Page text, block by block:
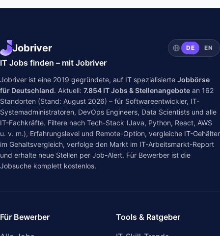
Jobriver DE EN
IT Jobs finden – mit Jobriver
Jobriver ist eine 2019 gegründete, auf IT spezialisierte Jobbörse
für Deutschland. Aktuell: 7.854 IT Jobs & Stellenangebote an 162
Standorten (Stand: August 2026) – für Softwareentwickler, IT-
Systemadministratoren, DevOps Engineers, Data Scientists und alle
IT-Fachkräfte. Filtere nach Tech-Stack (Java, Python, React, AWS
u. v. m.), Erfahrungslevel und Remote-Option, vergleiche IT-Gehälter
im Gehaltsvergleich, verfolge den Markt im IT-Arbeitsmarkt-Report
und erhalte neue Stellen per Job-Alert. Für Bewerber ist die
Jobsuche komplett kostenlos.
Für Bewerber
Tools & Ratgeber